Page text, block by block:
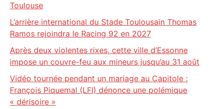
Toulouse
L’arrière international du Stade Toulousain Thomas
Ramos rejoindra le Racing 92 en 2027
Après deux violentes rixes, cette ville d’Essonne
impose un couvre-feu aux mineurs jusqu’au 31 août
Vidéo tournée pendant un mariage au Capitole :
François Piquemal (LFI) dénonce une polémique
« dérisoire »